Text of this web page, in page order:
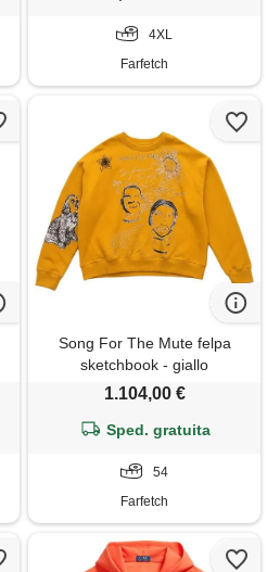
4XL
Farfetch
Song For The Mute felpa
sketchbook - giallo
1.104,00 €
Sped. gratuita
54
Farfetch